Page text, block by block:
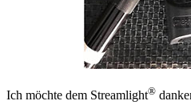
Ich möchte dem Streamlight®